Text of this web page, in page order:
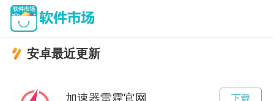
安卓最近更新
加速器雷霆官网 下载